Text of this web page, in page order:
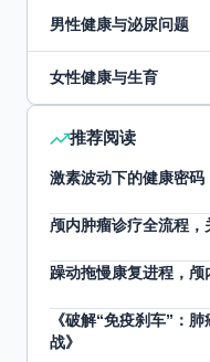
男性健康与泌尿问题
女性健康与生育
推荐阅读
激素波动下的健康密
颅内肿瘤诊疗全流程
躁动拖慢康复进程，颅
《破解“免疫刹车”：
战》